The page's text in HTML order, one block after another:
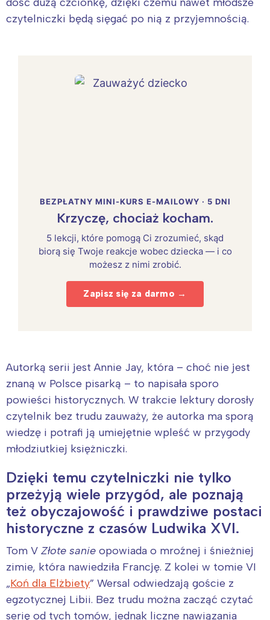
czytelniczki będą sięgać po nią z przyjemnością.
BEZPŁATNY MINI-KURS E-MAILOWY · 5 DNI
Krzyczę, chociaż kocham.
5 lekcji, które pomogą Ci zrozumieć, skąd
biorą się Twoje reakcje wobec dziecka — i co
możesz z nimi zrobić.
Zapisz się za darmo →
Autorką serii jest Annie Jay, która – choć nie jest
znaną w Polsce pisarką – to napisała sporo
powieści historycznych. W trakcie lektury dorosły
czytelnik bez trudu zauważy, że autorka ma sporą
wiedzę i potrafi ją umiejętnie wpleść w przygody
młodziutkiej księżniczki.
Dzięki temu czytelniczki nie tylko
przeżyją wiele przygód, ale poznają
też obyczajowość i prawdziwe postaci
historyczne z czasów Ludwika XVI.
Tom V Złote sanie opowiada o mroźnej i śnieżniej
zimie, która nawiedziła Francję. Z kolei w tomie VI
„Koń dla Elżbiety” Wersal odwiedzają goście z
egzotycznej Libii. Bez trudu można zacząć czytać
serię od tych tomów, jednak liczne nawiązania